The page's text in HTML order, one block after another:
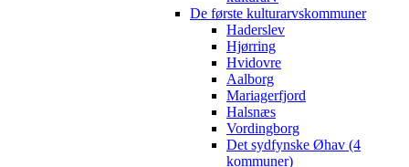
De første kulturarvskommuner
Haderslev
Hjørring
Hvidovre
Aalborg
Mariagerfjord
Halsnæs
Vordingborg
Det sydfynske Øhav (4
kommuner)